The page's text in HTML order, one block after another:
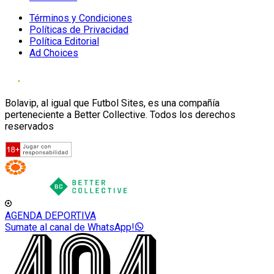
Términos y Condiciones
Políticas de Privacidad
Política Editorial
Ad Choices
Bolavip, al igual que Futbol Sites, es una compañía
perteneciente a Better Collective. Todos los derechos
reservados
AGENDA DEPORTIVA
Sumate al canal de WhatsApp!